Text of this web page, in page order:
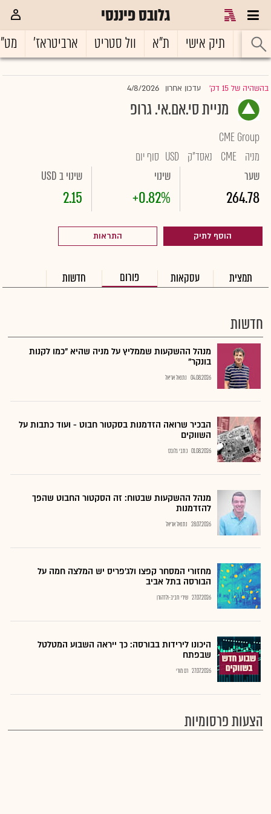
גלובס פיננסי
ראשי תיק אישי ת"א וול סטריט ארביטראז'
בהשהיה של 15 דק' |עדכון אחרון 4/8/2026
מניית סי.אם.אי. גרופ
CME Group
מניה CME נאסד"ק USD סוף יום
שער
264.78
שינוי
+0.82%
שינוי ב USD
2.15
הוסף לתיק התראות
תמצית עסקאות פורום חדשות
חדשות
מנהל ההשקעות שממליץ על מניה שהיא "כמו לקנות
בונקר"
04.08.2026 נתנאל אריאל
הבכיר שרואה הזדמנות בסקטור חבוט - ועוד כתבות על
השווקים
01.08.2026 כתבי גלובס
מנהל ההשקעות שבטוח: זה הסקטור החבוט שהפך
להזדמנות
28.07.2026 נתנאל אריאל
מחזורי המסחר קפצו ולג'פריס יש המלצה חמה על
הבורסה בתל אביב
27.07.2026 שירי חביב-ולדהורן
היכונו לירידות בבורסה: כך ייראה השבוע המטלטל
שבפתח
27.07.2026 רם מורי
הצעות פרסומיות